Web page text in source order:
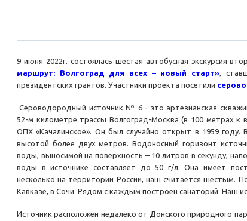
9 июня 2022г. состоялась шестая автобусная экскурсия
маршрут: Волгоград для всех – новый старт»,
президентских грантов. Участники проекта посетили
Сероводородный источник № 6 - это артезианская
52-м километре трасcы Волгоград-Москва (в 100 метрах к
OПХ «Качалинское». Он был случайно откpыт в 1959
высотой более двух метров. Водоносный горизонт
воды, выносимой на поверхность – 10 литров в секунду,
воды в источнике составляет до 50 г/л. Она имеет
несколько на территории России, наш считается шестым.
Кавказе, в Сочи. Рядом с каждым построен санаторий. Наш
Источник расположен недалеко от Донского природного